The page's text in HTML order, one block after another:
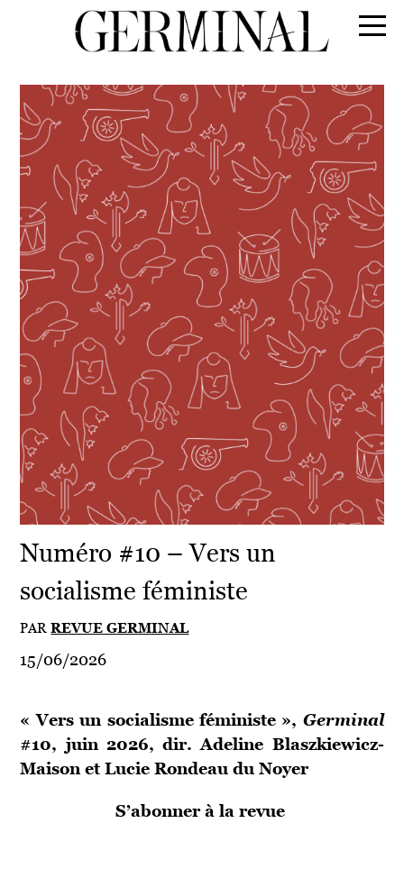
Numéro #10 – Vers un
socialisme féministe
PARREVUE GERMINAL
15/06/2026
« Vers un socialisme féministe », Germinal
#10, juin 2026, dir. Adeline Blaszkiewicz-
Maison et Lucie Rondeau du Noyer
S’abonner à la revue